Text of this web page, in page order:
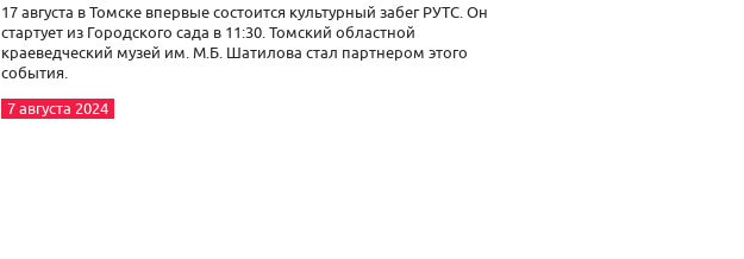
17 августа в Томске впервые состоится культурный забег РУТС. Он
стартует из Городского сада в 11:30. Томский областной
краеведческий музей им. М.Б. Шатилова стал партнером этого
события.
7 августа 2024